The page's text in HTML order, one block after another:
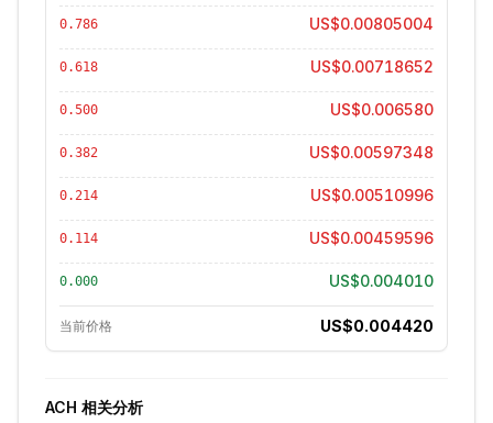
0.786 US$0.00805004
0.618 US$0.00718652
0.500 US$0.006580
0.382 US$0.00597348
0.214 US$0.00510996
0.114 US$0.00459596
0.000 US$0.004010
当前价格 US$0.004420
ACH 相关分析